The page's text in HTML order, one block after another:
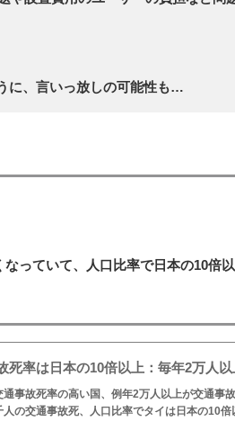
に、言いっ放しの可能性も…
っていて、人口比率で日本の10倍
率は日本の10倍以上：毎年2万人以
通事故死率の高い国、例年2万人以上が交通事
の交通事故死、人口比率でタイは日本の10